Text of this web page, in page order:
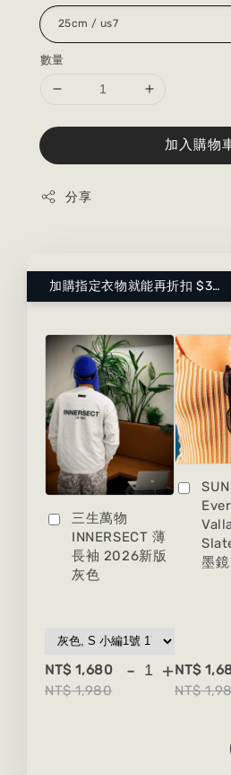
數量
加入購物
分享
加購指定衣物就能再折扣 $300 ！點這裡看更多～
三生萬物
INNERSECT 薄
長袖 2026新版
灰色
NT$ 1,680
NT$ 1,980
- +
墨鏡
NT$
NT$